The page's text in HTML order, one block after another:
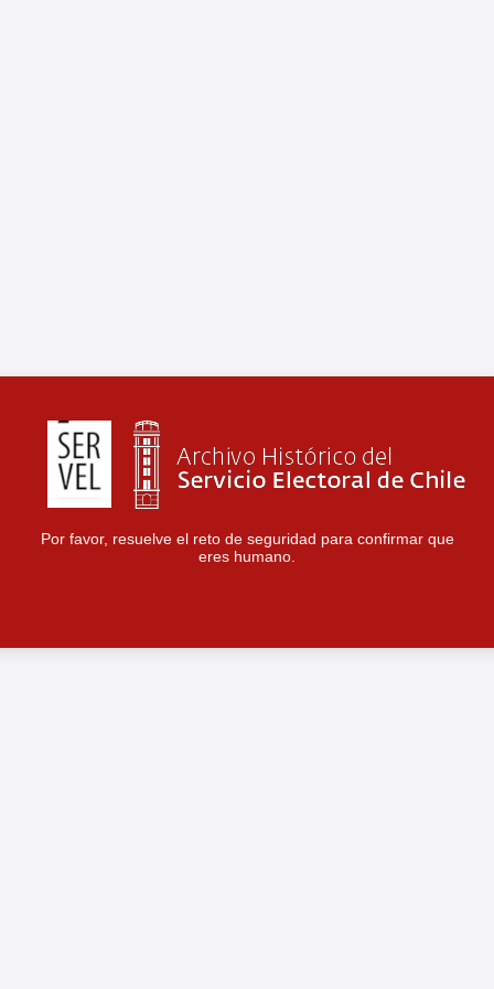
Por favor, resuelve el reto de seguridad para confirmar que
eres humano.